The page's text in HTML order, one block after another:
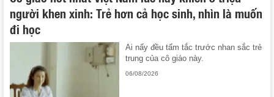
người khen xinh: Trẻ hơn cả học sinh, nhìn là muốn
đi học
Ai nấy đều tấm tắc trước nhan sắc trẻ
trung của cô giáo này.
06/08/2026